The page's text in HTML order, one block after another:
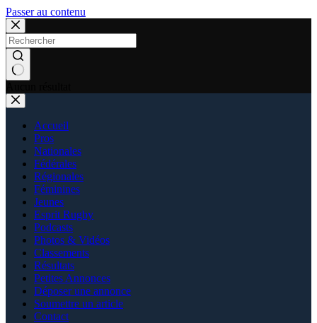
Passer au contenu
Accueil
Pros
Nationales
Fédérales
Régionales
Féminines
Jeunes
Esprit Rugby
Podcasts
Photos & Vidéos
Classements
Résultats
Petites Annonces
Déposer une annonce
Soumettre un article
Contact